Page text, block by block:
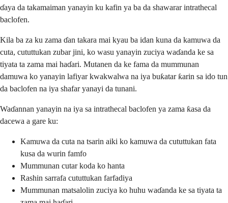
ɗaya da takamaiman yanayin ku kafin ya ba da shawarar intrathecal
baclofen.
Kila ba za ku zama ɗan takara mai kyau ba idan kuna da kamuwa da
cuta, cututtukan zubar jini, ko wasu yanayin zuciya waɗanda ke sa
tiyata ta zama mai haɗari. Mutanen da ke fama da mummunan
damuwa ko yanayin lafiyar kwakwalwa na iya buƙatar ƙarin sa ido tun
da baclofen na iya shafar yanayi da tunani.
Waɗannan yanayin na iya sa intrathecal baclofen ya zama ƙasa da
dacewa a gare ku:
Kamuwa da cuta na tsarin aiki ko kamuwa da cututtukan fata
kusa da wurin famfo
Mummunan cutar koda ko hanta
Rashin sarrafa cututtukan farfadiya
Mummunan matsalolin zuciya ko huhu waɗanda ke sa tiyata ta